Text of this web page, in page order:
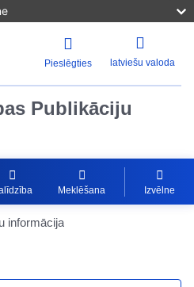
Pieslēgties latviešu valoda
Publikāciju
Meklēšana Izvēlne
informācija
Portlet